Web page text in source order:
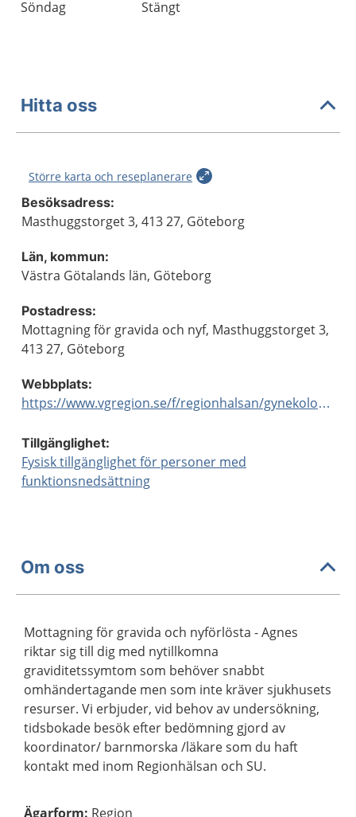
Söndag Stängt
Hitta oss
Större karta och reseplanerare
Besöksadress:
Masthuggstorget 3, 413 27, Göteborg
Län, kommun:
Västra Götalands län, Göteborg
Postadress:
Mottagning för gravida och nyf, Masthuggstorget 3,
413 27, Göteborg
Webbplats:
https://www.vgregion.se/f/regionhalsan/gynekologi/mottagninggravidanyforlosta/
Tillgänglighet:
Fysisk tillgänglighet för personer med
funktionsnedsättning
Om oss
Mottagning för gravida och nyförlösta - Agnes
riktar sig till dig med nytillkomna
graviditetssymtom som behöver snabbt
omhändertagande men som inte kräver sjukhusets
resurser. Vi erbjuder, vid behov av undersökning,
tidsbokade besök efter bedömning gjord av
koordinator/ barnmorska /läkare som du haft
kontakt med inom Regionhälsan och SU.
Ägarform: Region